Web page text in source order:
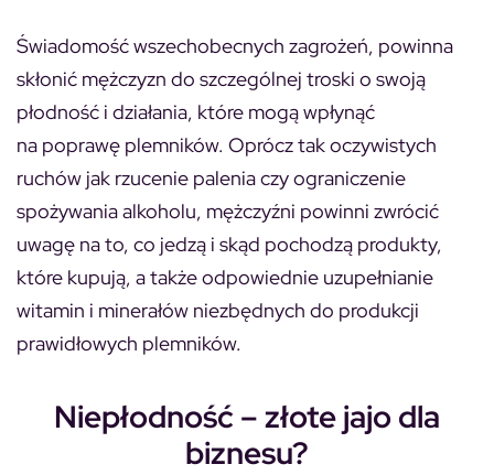
Świadomość wszechobecnych zagrożeń, powinna
skłonić mężczyzn do szczególnej troski o swoją
płodność i działania, które mogą wpłynąć
na poprawę plemników. Oprócz tak oczywistych
ruchów jak rzucenie palenia czy ograniczenie
spożywania alkoholu, mężczyźni powinni zwrócić
uwagę na to, co jedzą i skąd pochodzą produkty,
które kupują, a także odpowiednie uzupełnianie
witamin i minerałów niezbędnych do produkcji
prawidłowych plemników.
Niepłodność – złote jajo dla
biznesu?